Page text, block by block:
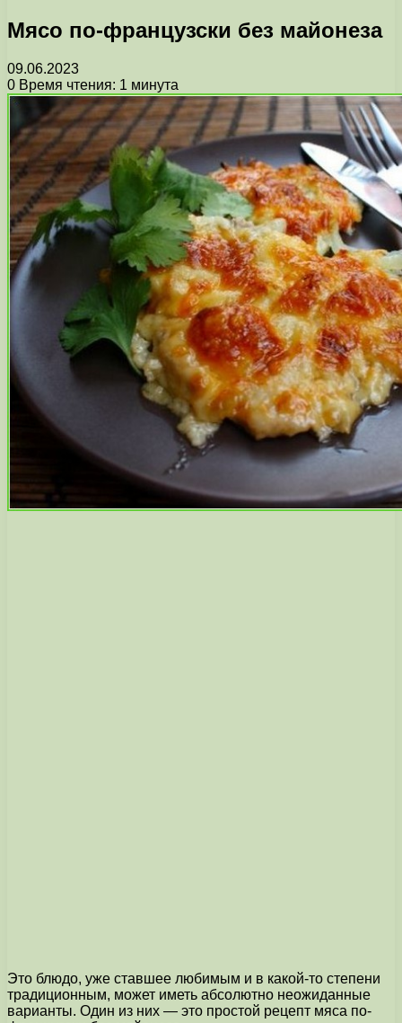
Мясо по-французски без майонеза
09.06.2023
0 Время чтения: 1 минута
Это блюдо, уже ставшее любимым и в какой-то степени
традиционным, может иметь абсолютно неожиданные
варианты. Один из них — это простой рецепт мяса по-